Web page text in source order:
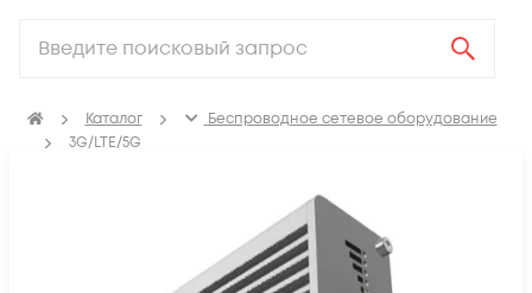
Каталог
Беспроводное сетевое оборудование
3G/LTE/5G